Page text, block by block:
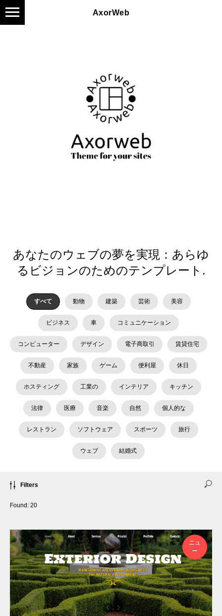
AxorWeb
あなたのウェブの夢を実現：あらゆ
るビジョンのためのテンプレート.
すべて 動物 建築 芸術 美容
ビジネス 車 コミュニケーション
コンピューター デザイン 電子商取引 賃貸住宅
不動産 家族 ゲーム 便利屋 休日
ホスティング 工業の インテリア キッチン
法律 医療 音楽 自然 個人的な
レストラン ソフトウェア スポーツ 旅行
ウェブ 結婚式
Filters
Found: 20
ニュ
ー